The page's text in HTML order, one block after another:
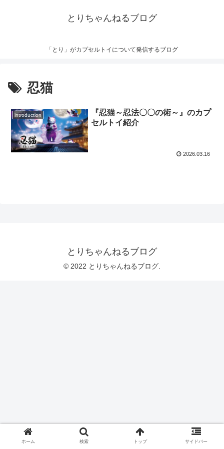
とりちゃんねるブログ
「とり」がカプセルトイについて発信するブログ
忍猫
introduction
『忍猫～忍法〇〇の術～』のカプ
セルトイ紹介
2026.03.16
とりちゃんねるブログ
© 2022 とりちゃんねるブログ.
ホーム 検索 トップ サイドバー